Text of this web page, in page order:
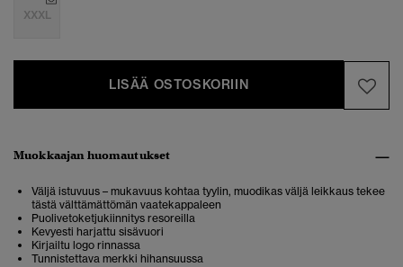
XXXL
LISÄÄ OSTOSKORIIN
Muokkaajan huomautukset
Väljä istuvuus – mukavuus kohtaa tyylin, muodikas väljä leikkaus tekee
tästä välttämättömän vaatekappaleen
Puolivetoketjukiinnitys resoreilla
Kevyesti harjattu sisävuori
Kirjailtu logo rinnassa
Tunnistettava merkki hihansuussa